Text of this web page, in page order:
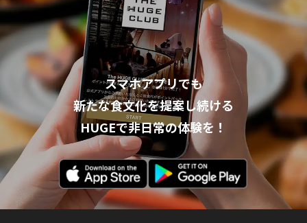
スマホアプリでも
新たな食文化を提案し続ける
HUGEで非日常の体験を！